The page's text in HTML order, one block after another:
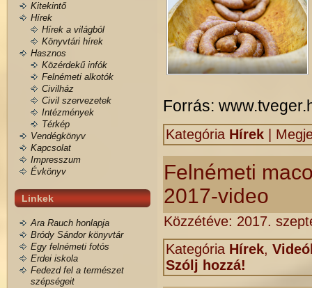
Kitekintő
Hírek
Hírek a világból
Könyvtári hírek
Hasznos
Közérdekű infók
Felnémeti alkotók
Civilház
Civil szervezetek
Intézmények
Térkép
Vendégkönyv
Kapcsolat
Impresszum
Évkönyv
Linkek
Ara Rauch honlapja
Bródy Sándor könyvtár
Egy felnémeti fotós
Erdei iskola
Fedezd fel a természet
szépségeit
Forrás:
Kategória Hírek
Felnémeti
2017-video
Közzétéve: 2017.
Kategória Hírek,
Szólj hozzá!